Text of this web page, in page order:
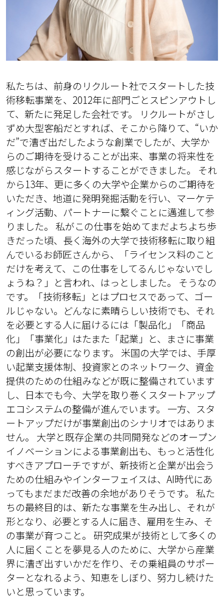
私たちは、前身のリクルート社でスタートした技
術移転事業を、2012年に部門ごとスピンアウトし
て、新たに発足した会社です。 リクルートがさし
ずめ大型客船だとすれば、そこから降りて、“いか
だ”で漕ぎ出だしたような創業でしたが、大学か
らのご期待を受けることが出来、事業の将来性を
感じながらスタートすることができました。 それ
から13年、更に多くの大学や企業からのご期待を
いただき、地道に発明発掘活動を行い、マーケテ
ィング活動、パートナーに繋ぐことに邁進して参
りました。 私がこの仕事を始めてまだよちよち歩
きだった頃、長く海外の大学で技術移転に取り組
んでいるお師匠さんから、「ライセンス料のこと
だけを考えて、この仕事をしてるんじゃないでし
ょうね？」と言われ、はっとしました。 そうなの
です。「技術移転」とはプロセスであって、ゴー
ルじゃない。どんなに素晴らしい技術でも、それ
を必要とする人に届けるには「製品化」「商品
化」「事業化」はたまた「起業」と、まさに事業
の創出が必要になります。 米国の大学では、手厚
い起業支援体制、投資家とのネットワーク、資金
提供のための仕組みなどが既に整備されています
し、日本でも今、大学を取り巻くスタートアップ
エコシステムの整備が進んでいます。 一方、スタ
ートアップだけが事業創出のシナリオではありま
せん。 大学と既存企業の共同開発などのオープン
イノベーションによる事業創出も、もっと活性化
すべきアプローチですが、新技術と企業が出会う
ための仕組みやインターフェイスは、AI時代にあ
ってもまだまだ改善の余地がありそうです。 私た
ちの最終目的は、新たな事業を生み出し、それが
形となり、必要とする人に届き、雇用を生み、そ
の事業が育つこと。 研究成果が技術として多くの
人に届くことを夢見る人のために、大学から産業
界に漕ぎ出すいかだを作り、その乗組員のサポー
ターとなれるよう、知恵をしぼり、努力し続けた
いと思っています。